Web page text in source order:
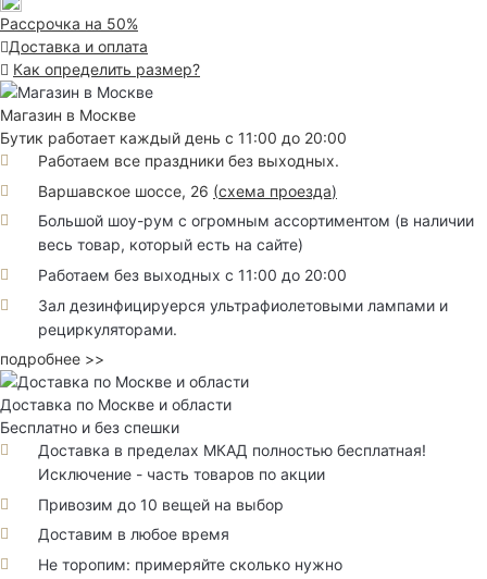
Рассрочка на 50%
Доставка и оплата
Как определить размер?
Магазин в Москве
Бутик работает каждый день с 11:00 до 20:00
Работаем все праздники без выходных.
Варшавское шоссе, 26 (схема проезда)
Большой шоу-рум с огромным ассортиментом (в наличии
весь товар, который есть на сайте)
Работаем без выходных с 11:00 до 20:00
Зал дезинфицируерся ультрафиолетовыми лампами и
рециркуляторами.
подробнее >>
Доставка по Москве и области
Бесплатно и без спешки
Доставка в пределах МКАД полностью бесплатная!
Исключение - часть товаров по акции
Привозим до 10 вещей на выбор
Доставим в любое время
Не торопим: примеряйте сколько нужно